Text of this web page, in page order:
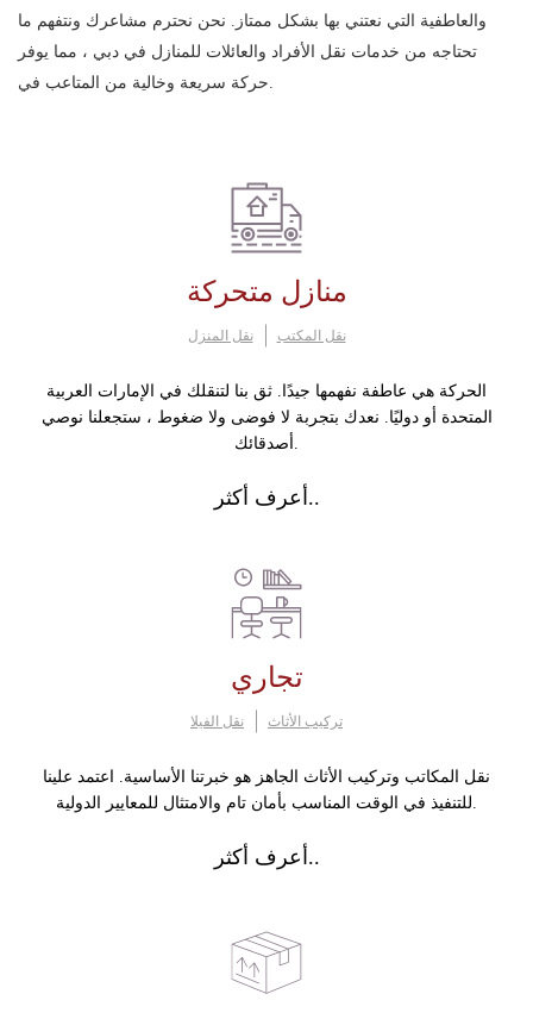
والعاطفية التي نعتني بها بشكل ممتاز. نحن نحترم مشاعرك ونتفهم ما
تحتاجه من خدمات نقل الأفراد والعائلات للمنازل في دبي ، مما يوفر
منازل متحركة
نقل المنزل نقل المكتب
الحركة هي عاطفة نفهمها جيدًا. ثق بنا لتنقلك في الإمارات العربية
المتحدة أو دوليًا. نعدك بتجربة لا فوضى ولا ضغوط ، ستجعلنا نوصي
أعرف أكثر..
تجاري
نقل الفيلا تركيب الأثاث
نقل المكاتب وتركيب الأثاث الجاهز هو خبرتنا الأساسية. اعتمد علينا
أعرف أكثر..